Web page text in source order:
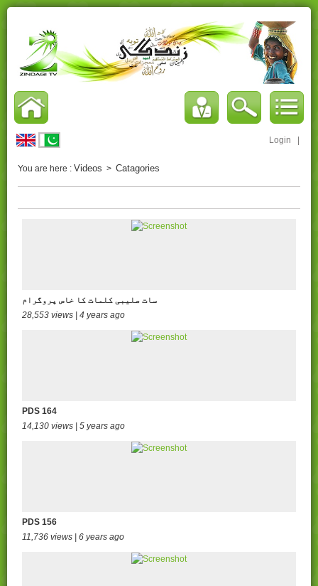
Login
You are here : Videos > Catagories
سات صلیبی کلمات کا خاص پروگرام
28,553 views | 4 years ago
PDS 164
14,130 views | 5 years ago
PDS 156
11,736 views | 6 years ago